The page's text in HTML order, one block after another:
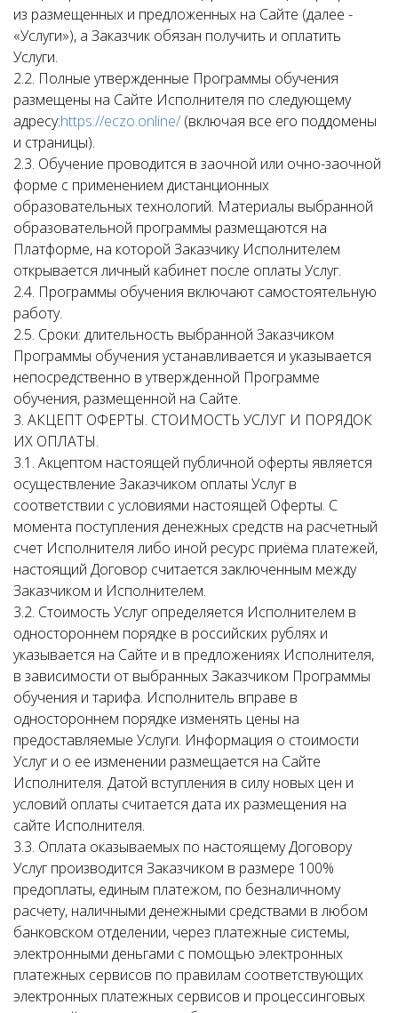
из размещенных и предложенных на Сайте (далее -
«Услуги»), а Заказчик обязан получить и оплатить
Услуги.
2.2. Полные утвержденные Программы обучения
размещены на Сайте Исполнителя по следующему
адресу:https://eczo.online/ (включая все его поддомены
и страницы).
2.3. Обучение проводится в заочной или очно-заочной
форме с применением дистанционных
образовательных технологий. Материалы выбранной
образовательной программы размещаются на
Платформе, на которой Заказчику Исполнителем
открывается личный кабинет после оплаты Услуг.
2.4. Программы обучения включают самостоятельную
работу.
2.5. Сроки: длительность выбранной Заказчиком
Программы обучения устанавливается и указывается
непосредственно в утвержденной Программе
обучения, размещенной на Сайте.
3. АКЦЕПТ ОФЕРТЫ. СТОИМОСТЬ УСЛУГ И ПОРЯДОК
ИХ ОПЛАТЫ.
3.1. Акцептом настоящей публичной оферты является
осуществление Заказчиком оплаты Услуг в
соответствии с условиями настоящей Оферты. С
момента поступления денежных средств на расчетный
счет Исполнителя либо иной ресурс приёма платежей,
настоящий Договор считается заключенным между
Заказчиком и Исполнителем.
3.2. Стоимость Услуг определяется Исполнителем в
одностороннем порядке в российских рублях и
указывается на Сайте и в предложениях Исполнителя,
в зависимости от выбранных Заказчиком Программы
обучения и тарифа. Исполнитель вправе в
одностороннем порядке изменять цены на
предоставляемые Услуги. Информация о стоимости
Услуг и о ее изменении размещается на Сайте
Исполнителя. Датой вступления в силу новых цен и
условий оплаты считается дата их размещения на
сайте Исполнителя.
3.3. Оплата оказываемых по настоящему Договору
Услуг производится Заказчиком в размере 100%
предоплаты, единым платежом, по безналичному
расчету, наличными денежными средствами в любом
банковском отделении, через платежные системы,
электронными деньгами с помощью электронных
платежных сервисов по правилам соответствующих
электронных платежных сервисов и процессинговых